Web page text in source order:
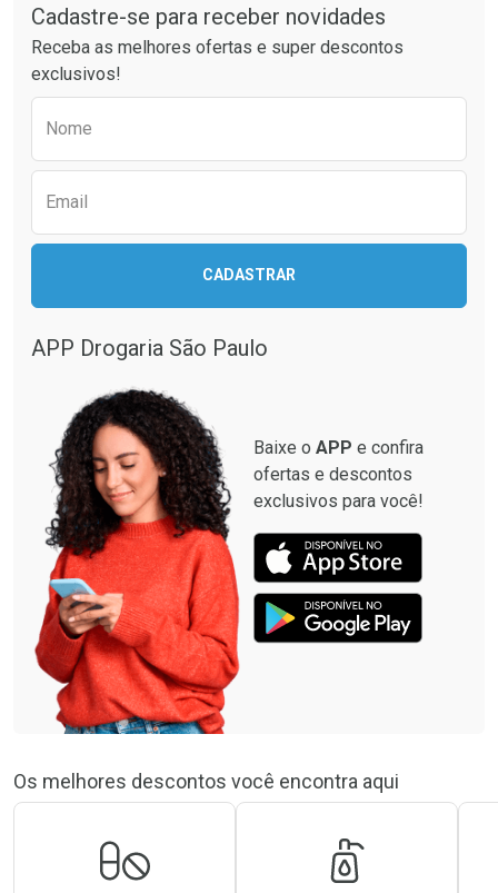
Comprar sem Desconto
Por Menos
Comprar sem Desconto
Comprar sem Desconto
Por Menos
Comprar sem Desconto
Cadastre-se para receber novidades
Receba as melhores ofertas e super descontos
exclusivos!
Nome
Email
CADASTRAR
APP Drogaria São Paulo
Baixe o APP e confira
ofertas e descontos
exclusivos para você!
Os melhores descontos você encontra aqui